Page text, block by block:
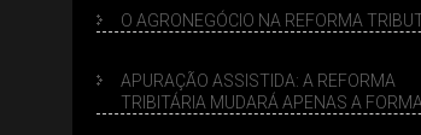
O AGRONEGÓCIO NA REFORMA
APURAÇÃO ASSISTIDA: A REFORMA
TRIBITÁRIA MUDARÁ APENAS A